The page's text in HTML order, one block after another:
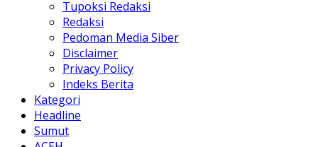
Tupoksi Redaksi
Redaksi
Pedoman Media Siber
Disclaimer
Privacy Policy
Indeks Berita
Kategori
Headline
Sumut